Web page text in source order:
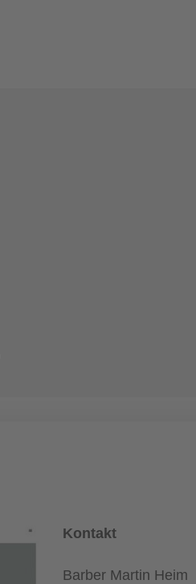
Kontakt
Barber Martin Heim